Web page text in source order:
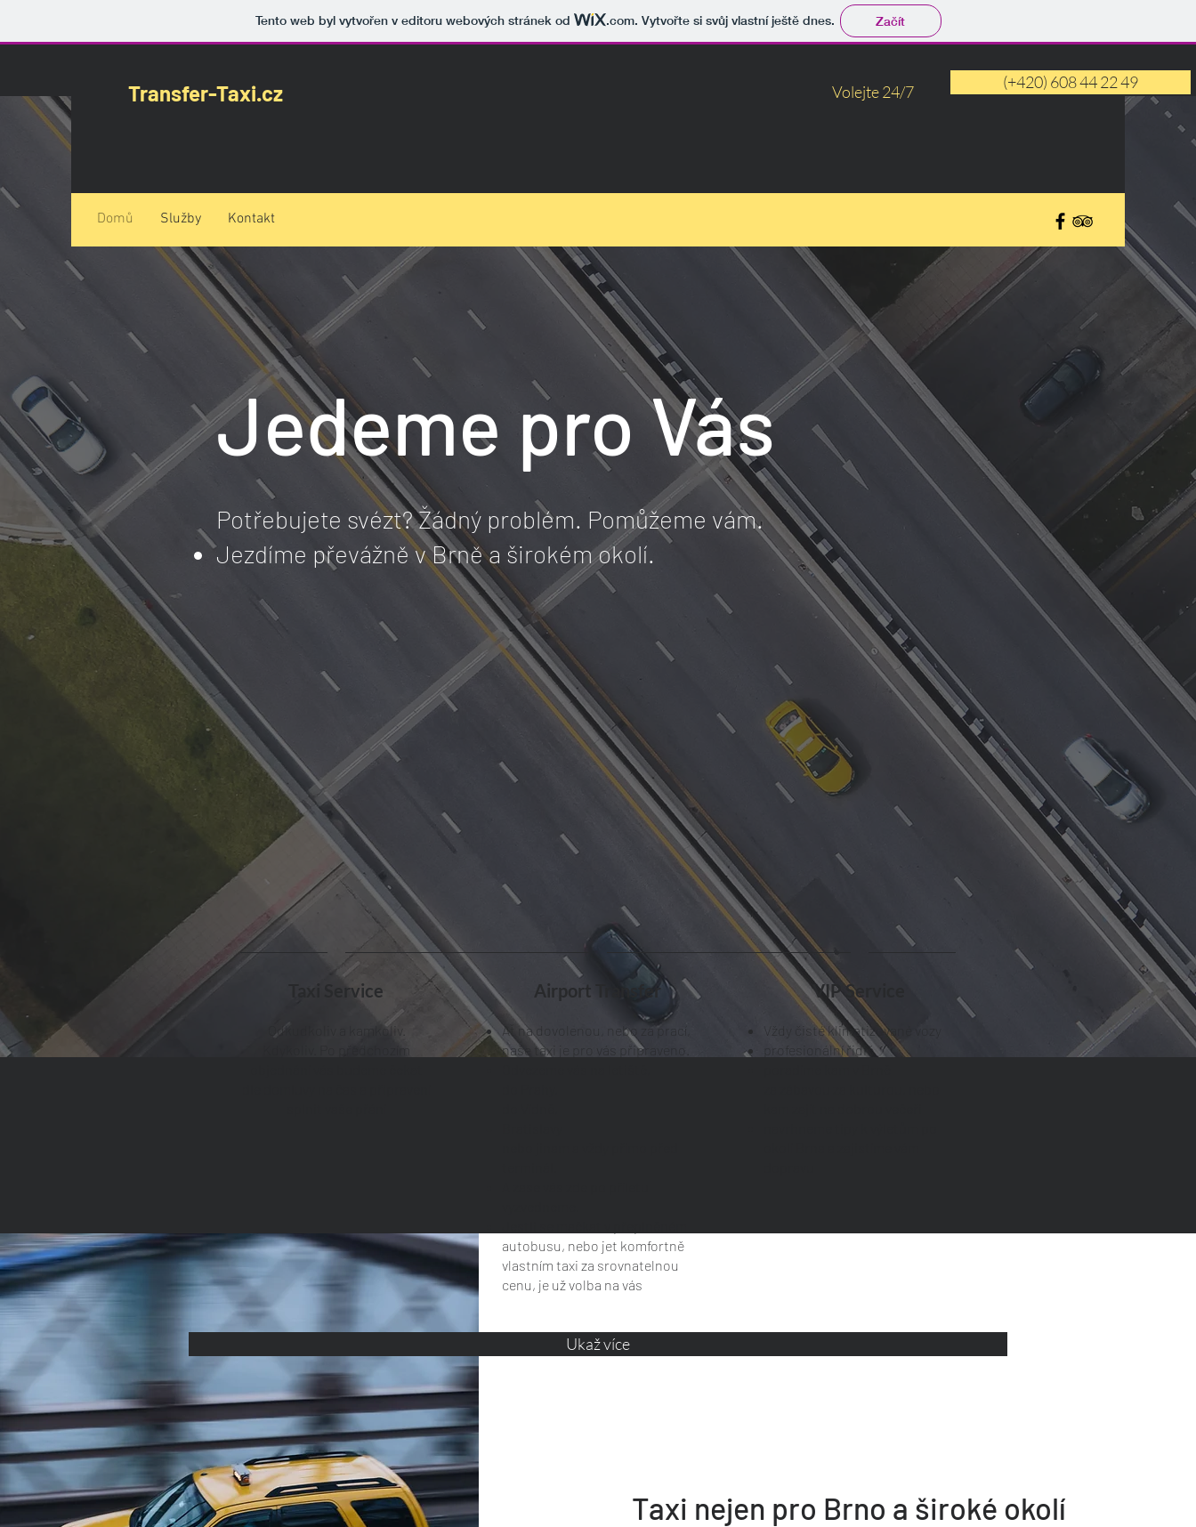
Tento web byl vytvořen v editoru webových stránek od .com. Vytvořte si svůj vlastní ještě dnes. Začít
Transfer-Taxi.cz Volejte 24/7 (+420) 608 44 22 49
Domů Služby Kontakt
Jedeme pro Vás
Potřebujete svézt? Žádný problém. Pomůžeme vám.
Jezdíme převážně v Brně a širokém okolí.
Taxi nejen pro Brno a široké okolí
Taxi Service Airport Transfer VIP Service
Odkudkoliv a kamkoliv.
Ať na dovolenou, nebo za prací,
naše taxi je pro vás připraveno.
autobusu, nebo jet komfortně
vlastním taxi za srovnatelnou
cenu, je už volba na vás
Vždy čisté klimatizované vozy
profesionální řidič
Ukaž více